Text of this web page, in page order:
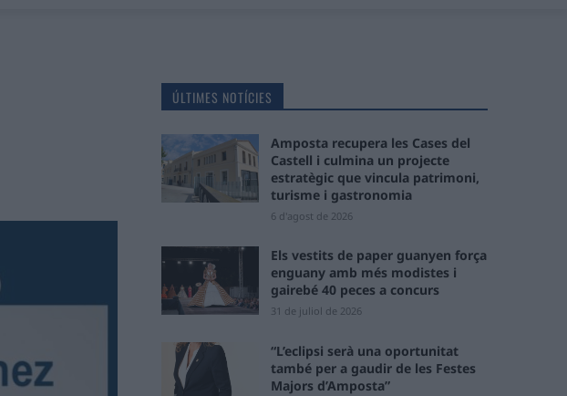
ÚLTIMES NOTÍCIES
Amposta recupera les Cases del
Castell i culmina un projecte
estratègic que vincula patrimoni,
turisme i gastronomia
6 d'agost de 2026
Els vestits de paper guanyen força
enguany amb més modistes i
gairebé 40 peces a concurs
31 de juliol de 2026
“L’eclipsi serà una oportunitat
també per a gaudir de les Festes
Majors d’Amposta”